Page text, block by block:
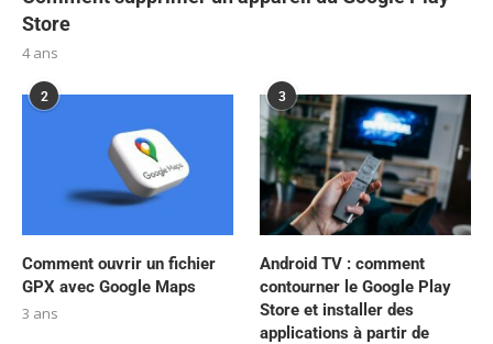
Store
4 ans
2
Comment ouvrir un fichier
GPX avec Google Maps
3 ans
3
Android TV : comment
contourner le Google Play
Store et installer des
applications à partir de